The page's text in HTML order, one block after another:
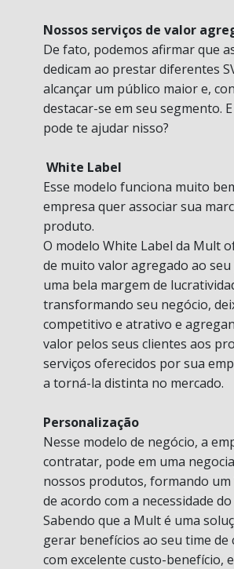
Nossos serviços de valor
De fato, podemos afirmar que
dedicam ao prestar diferentes
alcançar um público maior e,
destacar-se em seu segmento.
pode te ajudar nisso?
White Label
Esse modelo funciona muito
empresa quer associar sua
produto.
O modelo White Label da Mult
de muito valor agregado ao
uma bela margem de
transformando seu negócio,
competitivo e atrativo e
valor pelos seus clientes aos
serviços oferecidos por sua
a torná-la distinta no mercado.
Personalização
Nesse modelo de negócio, a
contratar, pode em uma
nossos produtos, formando um
de acordo com a necessidade
Sabendo que a Mult é uma
gerar benefícios ao seu time de
com excelente custo-benefício,